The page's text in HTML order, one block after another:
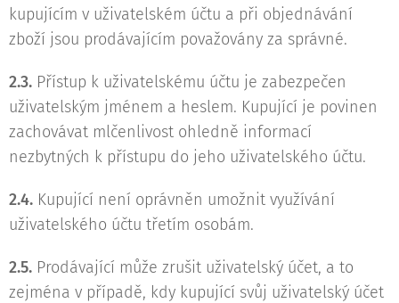
kupujícím v uživatelském účtu a při objednávání
zboží jsou prodávajícím považovány za správné.
2.3. Přístup k uživatelskému účtu je zabezpečen
uživatelským jménem a heslem. Kupující je povinen
zachovávat mlčenlivost ohledně informací
nezbytných k přístupu do jeho uživatelského účtu.
2.4. Kupující není oprávněn umožnit využívání
uživatelského účtu třetím osobám.
2.5. Prodávající může zrušit uživatelský účet, a to
zejména v případě, kdy kupující svůj uživatelský účet